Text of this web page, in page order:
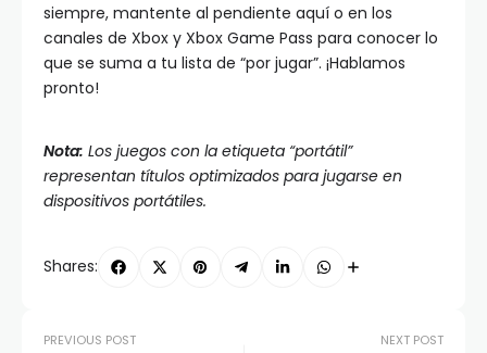
siempre, mantente al pendiente aquí o en los
canales de Xbox y Xbox Game Pass para conocer lo
que se suma a tu lista de “por jugar”. ¡Hablamos
pronto!
Nota: Los juegos con la etiqueta “portátil”
representan títulos optimizados para jugarse en
dispositivos portátiles.
Shares:
PREVIOUS POST NEXT POST